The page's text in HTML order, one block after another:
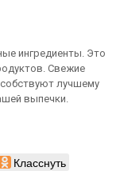
ингредиенты. Это
Свежие
лучшему
выпечки.
Класснуть